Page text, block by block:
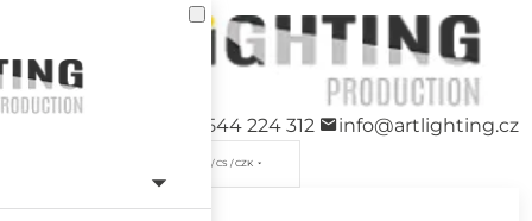
+420 544 224 312 info@artlighting.cz
/ CS / CZK